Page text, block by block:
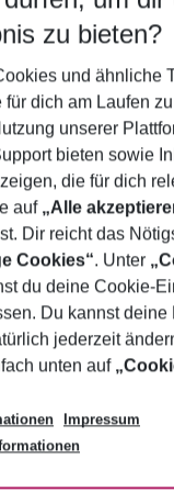
5-8 Nächte
Keine Kinder
Mehr Filter anzeigen
ändern
zu bieten?
und ähnliche
für dich am Laufen
unserer
bieten sowie
die für dich
auf „Alle
Dir reicht das
Cookies“. Unter
du deine Cookie-
Du kannst deine
jederzeit
unten auf
Impressum